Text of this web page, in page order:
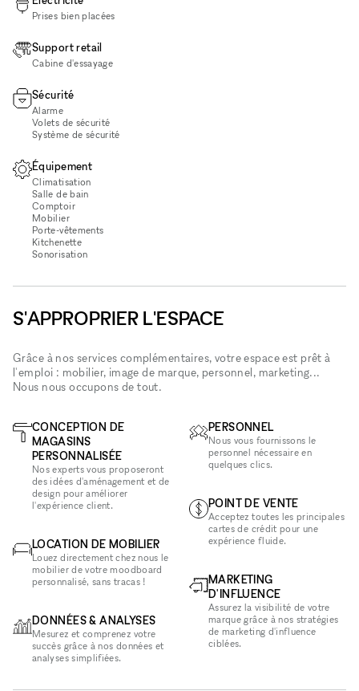
Prises bien placées
Support retail
Cabine d'essayage
Sécurité
Alarme
Volets de sécurité
Système de sécurité
Équipement
Climatisation
Salle de bain
Comptoir
Mobilier
Porte-vêtements
Kitchenette
Sonorisation
S'APPROPRIER L'ESPACE
Grâce à nos services complémentaires, votre espace est prêt à
l'emploi : mobilier, image de marque, personnel, marketing...
Nous nous occupons de tout.
CONCEPTION DE
MAGASINS
PERSONNALISÉE
Nos experts vous proposeront
des idées d'aménagement et de
design pour améliorer
l'expérience client.
LOCATION DE MOBILIER
Louez directement chez nous le
mobilier de votre moodboard
personnalisé, sans tracas !
DONNÉES & ANALYSES
Mesurez et comprenez votre
succès grâce à nos données et
analyses simplifiées.
PERSONNEL
Nous vous fournissons le
personnel nécessaire en
quelques clics.
POINT DE VENTE
Acceptez toutes les principales
cartes de crédit pour une
expérience fluide.
MARKETING
D'INFLUENCE
Assurez la visibilité de votre
marque grâce à nos stratégies
de marketing d'influence
ciblées.